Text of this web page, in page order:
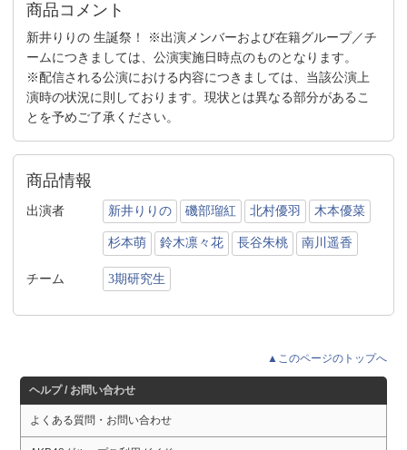
商品コメント
新井りりの 生誕祭！ ※出演メンバーおよび在籍グループ／チ
ームにつきましては、公演実施日時点のものとなります。
※配信される公演における内容につきましては、当該公演上
演時の状況に則しております。現状とは異なる部分があるこ
とを予めご了承ください。
商品情報
出演者 新井りりの 磯部瑠紅 北村優羽 木本優菜
杉本萌 鈴木凛々花 長谷朱桃 南川遥香
チーム 3期研究生
▲このページのトップへ
ヘルプ / お問い合わせ
よくある質問・お問い合わせ